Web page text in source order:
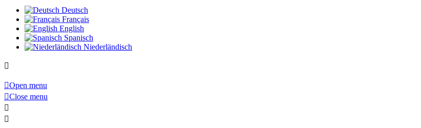
Deutsch
Français
English
Spanisch
Niederländisch

Open menu
Close menu

